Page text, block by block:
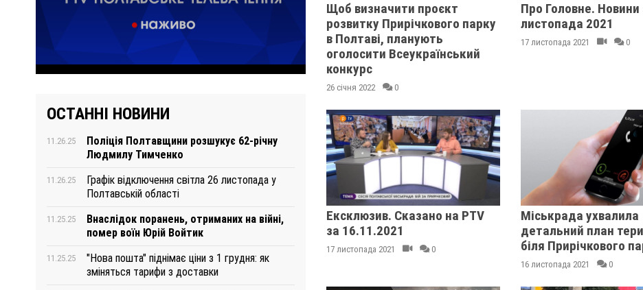
ОСТАННІ НОВИНИ
11.26.25
Поліція Полтавщини розшукує 62-річну
Людмилу Тимченко
11.26.25
Графік відключення світла 26 листопада у
Полтавській області
11.25.25
Внаслідок поранень, отриманих на війні,
помер воїн Юрій Войтик
11.25.25
"Нова пошта" піднімає ціни з 1 грудня: як
зміняться тарифи з доставки
Щоб визначити проєкт
розвитку Прирічкового парку
в Полтаві, планують
оголосити Всеукраїнський
конкурс
26 січня 2022 0
Про Головне. Новини
листопада 2021
17 листопада 2021 0
Ексклюзив. Сказано на PTV
за 16.11.2021
17 листопада 2021 0
Міськрада ухвалила
детальний план
біля Прирічкового
16 листопада 2021 0